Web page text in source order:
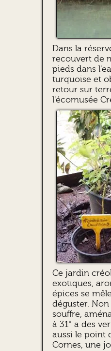
Dans la
recouvert de
pieds dans
turquoise et
retour sur
l'écomusée
Ce jardin
exotiques,
épices se
déguster.
souffre,
à 31° a des
aussi le point
Cornes, une